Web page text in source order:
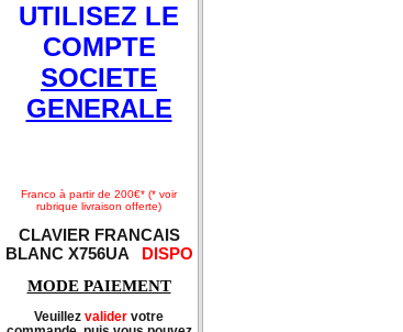
UTILISEZ LE
COMPTE
SOCIETE
GENERALE
Franco à partir de 200€* (* voir
rubrique livraison offerte)
CLAVIER FRANCAIS
BLANC X756UA DISPO
MODE PAIEMENT
Veuillez valider votre